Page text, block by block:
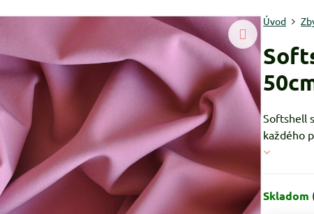
Úvod
Softshell
každého
Skladom